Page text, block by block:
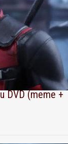
DVD (meme +